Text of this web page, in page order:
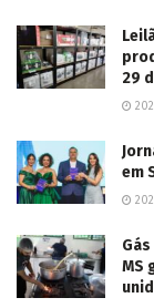
29
em
MS